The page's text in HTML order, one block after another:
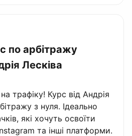
по арбітражу
Лесківа
трафіку! Курс від Андрія
з нуля. Ідеально
які хочуть освоїти
та інші платформи.